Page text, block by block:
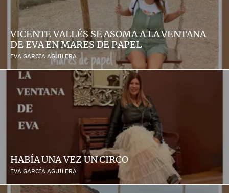
VICENTE VALLÉS SE ASOMA A LA VENTANA
DE EVA EN MARES DE PAPEL
EVA GARCÍA AGUILERA
HABÍA UNA VEZ UN CIRCO
EVA GARCÍA AGUILERA